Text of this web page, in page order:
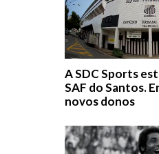
A SDC Sports
SAF do Santos.
novos donos